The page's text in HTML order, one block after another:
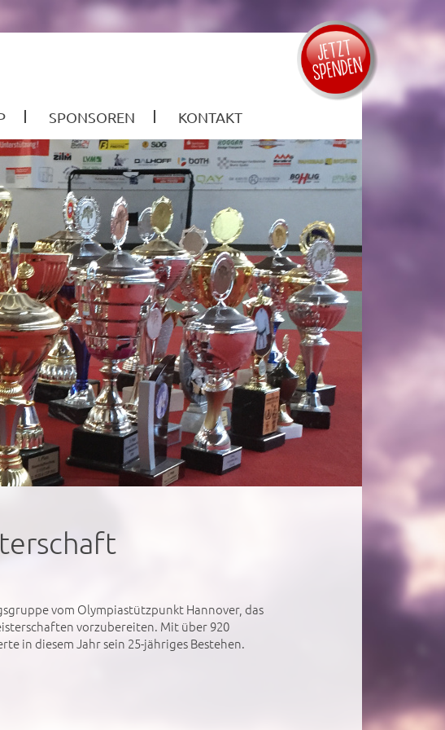
SPONSOREN KONTAKT
vom Olympiastützpunkt Hannover, das
vorzubereiten. Mit über 920
in diesem Jahr sein 25-jähriges Bestehen.